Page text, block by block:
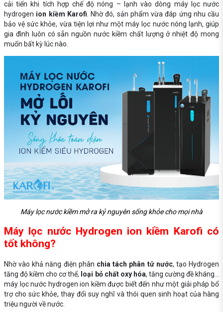
cải tiến khi tích hợp chế độ nóng – lạnh vào dòng máy lọc nước
hydrogen ion kiềm Karofi . Nhờ đó, sản phẩm vừa đáp ứng nhu cầu
bảo vệ sức khỏe, vừa tiện lợi như một máy lọc nước nóng lạnh, giúp
gia đình luôn có sẵn nguồn nước kiềm chất lượng ở nhiệt độ mong
muốn bất kỳ lúc nào.
Máy lọc nước kiềm mở ra kỷ nguyên sống khỏe cho mọi nhà
Máy lọc nước Hydrogen ion kiềm Karofi có
tốt không?
Nhờ vào khả năng điện phân chia tách phân tử nước, tạo Hydrogen
tăng độ kiềm cho cơ thể, loại bỏ chất oxy hóa, tăng cường đề kháng…
máy lọc nước hydrogen ion kiềm được biết đến như một giải pháp bổ
trợ cho sức khỏe, thay đổi suy nghĩ và thói quen sinh hoạt của hàng
triệu người về nước.